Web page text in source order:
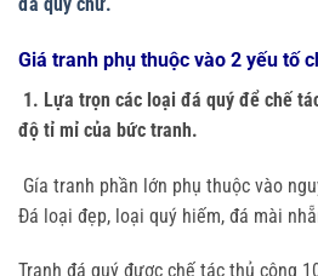
Giá tranh phụ thuộc vào 2 yếu tố
1. Lựa trọn các loại đá quý để chế
độ tỉ mỉ của bức tranh.
Gía tranh phần lớn phụ thuộc vào
Đá loại đẹp, loại quý hiếm, đá mài
Tranh đá quý được chế tác thủ công